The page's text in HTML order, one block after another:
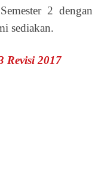
2 dengan
sediakan.
Revisi 2017